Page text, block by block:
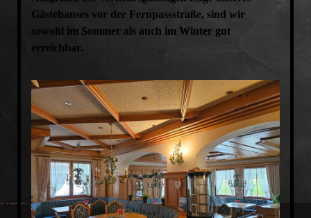
Gästehauses vor der Fernpassstraße, sind wir
sowohl im Sommer als auch im Winter gut
erreichbar.